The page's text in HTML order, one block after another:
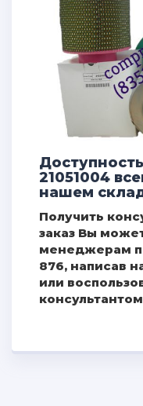
21051004
нашем
Получить
заказ Вы
менеджерам
876, написав
или